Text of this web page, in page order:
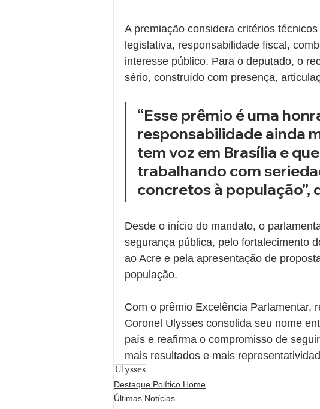
A premiação considera critérios
legislativa, responsabilidade fiscal,
interesse público. Para o deputado, o
sério, construído com presença,
“Esse prêmio é uma
responsabilidade ainda
tem voz em Brasília e
trabalhando com
concretos à população”,
Desde o início do mandato, o
segurança pública, pelo fortalecimento
ao Acre e pela apresentação de
população.
Com o prêmio Excelência Parlamentar,
Coronel Ulysses consolida seu nome
país e reafirma o compromisso de
mais resultados e mais
Ulysses
Destaque Político Home
Últimas Notícias